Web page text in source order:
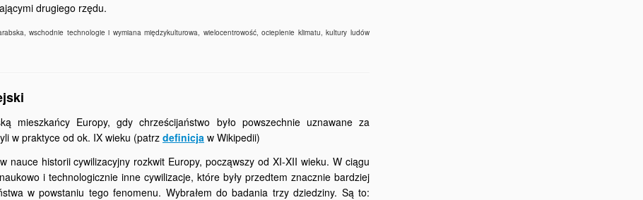
drugiego rzędu.
wschodnie technologie i wymiana międzykulturowa, wielocentrowość, ocieplenie klimatu, kultury ludów
mieszkańcy Europy, gdy chrześcijaństwo było powszechnie uznawane za
w praktyce od ok. IX wieku (patrz definicja w Wikipedii)
historii cywilizacyjny rozkwit Europy, począwszy od XI-XII wieku. W ciągu
i technologicznie inne cywilizacje, które były przedtem znacznie bardziej
w powstaniu tego fenomenu. Wybrałem do badania trzy dziedziny. Są to: